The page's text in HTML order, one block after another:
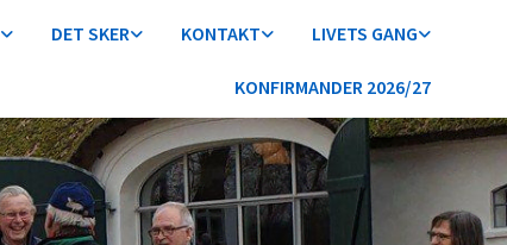
DET SKER KONTAKT LIVETS GANG
KONFIRMANDER 2026/27